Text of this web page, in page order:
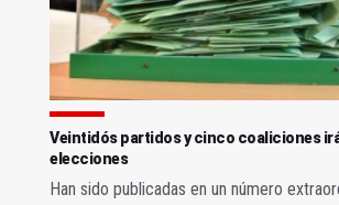
Veintidós partidos y cinco coaliciones
elecciones
Han sido publicadas en un número